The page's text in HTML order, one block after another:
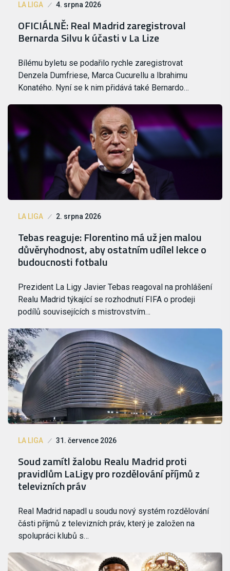
LA LIGA 4. srpna 2026
OFICIÁLNĚ: Real Madrid zaregistroval
Bernarda Silvu k účasti v La Lize
Bílému byletu se podařilo rychle zaregistrovat
Denzela Dumfriese, Marca Cucurellu a Ibrahimu
Konatého. Nyní se k nim přidává také Bernardo…
LA LIGA 2. srpna 2026
Tebas reaguje: Florentino má už jen malou
důvěryhodnost, aby ostatním udílel lekce o
budoucnosti fotbalu
Prezident La Ligy Javier Tebas reagoval na prohlášení
Realu Madrid týkající se rozhodnutí FIFA o prodeji
podílů souvisejících s mistrovstvím…
LA LIGA 31. července 2026
Soud zamítl žalobu Realu Madrid proti
pravidlům LaLigy pro rozdělování příjmů z
televizních práv
Real Madrid napadl u soudu nový systém rozdělování
části příjmů z televizních práv, který je založen na
spolupráci klubů s…